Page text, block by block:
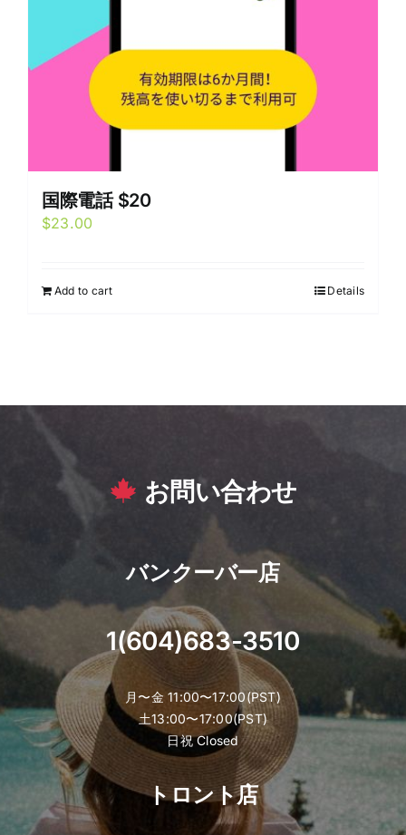
国際電話 $20
$23.00
Add to cart Details
お問い合わせ
バンクーバー店
1(604)683-3510
月〜金 11:00〜17:00(PST)
土13:00〜17:00(PST)
日祝 Closed
トロント店